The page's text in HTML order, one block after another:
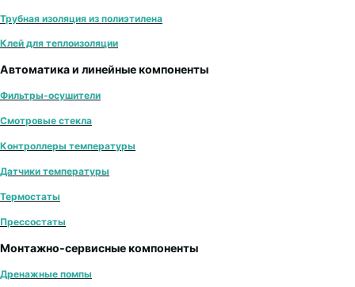
Трубная изоляция из полиэтилена
Клей для теплоизоляции
Автоматика и линейные компоненты
Фильтры-осушители
Смотровые стекла
Контроллеры температуры
Датчики температуры
Термостаты
Прессостаты
Монтажно‑сервисные компоненты
Дренажные помпы